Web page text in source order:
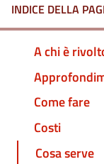
INDICE DELLA
A chi è
Come fare
Costi
Cosa serve